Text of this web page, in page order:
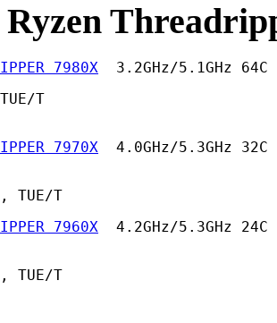
7980X
3.2GHz/5.1GHz 64C
T
7970X
4.0GHz/5.3GHz 32C
TUE/T
7960X
4.2GHz/5.3GHz 24C
TUE/T